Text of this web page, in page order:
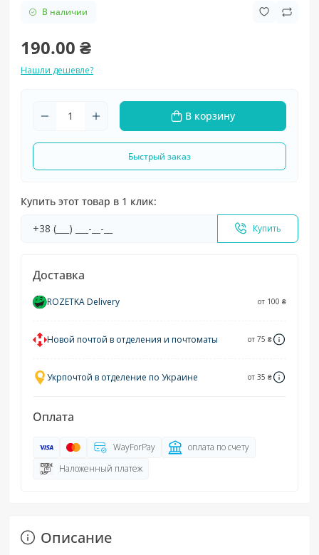
В наличии
190.00 ₴
Нашли дешевле?
В корзину
Быстрый заказ
Купить этот товар в 1 клик:
Купить
Доставка
ROZETKA Delivery от 100 ₴
Новой почтой в отделения и почтоматы от 75 ₴
Укрпочтой в отделение по Украине от 35 ₴
Оплата
WayForPay
оплата по счету
Наложенный платеж
Описание